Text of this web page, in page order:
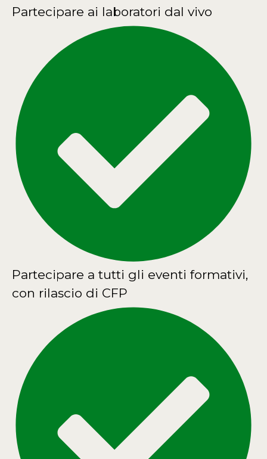
Partecipare ai laboratori dal vivo
Partecipare a tutti gli eventi formativi,
con rilascio di CFP